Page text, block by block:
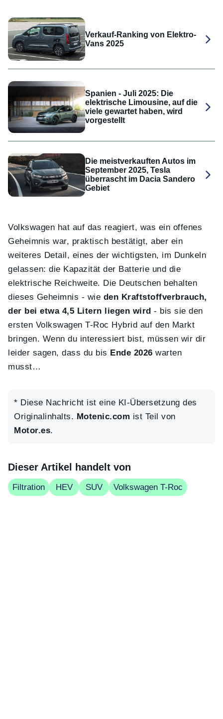
Verkauf-Ranking von Elektro-
Vans 2025
Spanien - Juli 2025: Die
elektrische Limousine, auf die
viele gewartet haben, wird
vorgestellt
Die meistverkauften Autos im
September 2025, Tesla
überrascht im Dacia Sandero
Gebiet
Volkswagen hat auf das reagiert, was ein offenes
Geheimnis war, praktisch bestätigt, aber ein
weiteres Detail, eines der wichtigsten, im Dunkeln
gelassen: die Kapazität der Batterie und die
elektrische Reichweite. Die Deutschen behalten
dieses Geheimnis - wie den Kraftstoffverbrauch,
der bei etwa 4,5 Litern liegen wird - bis sie den
ersten Volkswagen T-Roc Hybrid auf den Markt
bringen. Wenn du interessiert bist, müssen wir dir
leider sagen, dass du bis Ende 2026 warten
musst…
* Diese Nachricht ist eine KI-Übersetzung des
Originalinhalts. Motenic.com ist Teil von
Motor.es.
Dieser Artikel handelt von
Filtration HEV SUV Volkswagen T-Roc